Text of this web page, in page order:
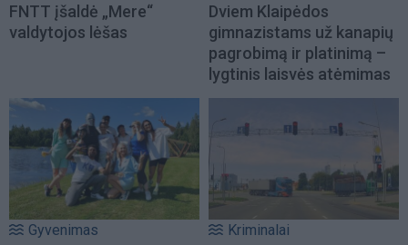
FNTT įšaldė „Mere“
valdytojos lėšas
Dviem Klaipėdos
gimnazistams už kanapių
pagrobimą ir platinimą –
lygtinis laisvės atėmimas
Gyvenimas Kriminalai